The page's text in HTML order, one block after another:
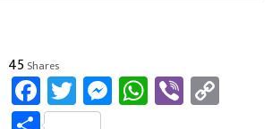
45 Shares
Facebook
Twitter
Messenger
WhatsApp
Viber
Link